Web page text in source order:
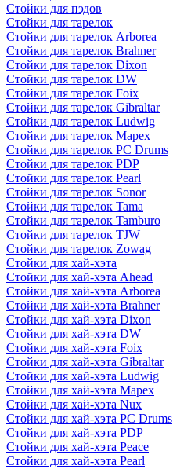
Стойки для пэдов
Стойки для тарелок
Стойки для тарелок Arborea
Стойки для тарелок Brahner
Стойки для тарелок Dixon
Стойки для тарелок DW
Стойки для тарелок Foix
Стойки для тарелок Gibraltar
Стойки для тарелок Ludwig
Стойки для тарелок Mapex
Стойки для тарелок PC Drums
Стойки для тарелок PDP
Стойки для тарелок Pearl
Стойки для тарелок Sonor
Стойки для тарелок Tama
Стойки для тарелок Tamburo
Стойки для тарелок TJW
Стойки для тарелок Zowag
Стойки для хай-хэта
Стойки для хай-хэта Ahead
Стойки для хай-хэта Arborea
Стойки для хай-хэта Brahner
Стойки для хай-хэта Dixon
Стойки для хай-хэта DW
Стойки для хай-хэта Foix
Стойки для хай-хэта Gibraltar
Стойки для хай-хэта Ludwig
Стойки для хай-хэта Mapex
Стойки для хай-хэта Nux
Стойки для хай-хэта PC Drums
Стойки для хай-хэта PDP
Стойки для хай-хэта Peace
Стойки для хай-хэта Pearl